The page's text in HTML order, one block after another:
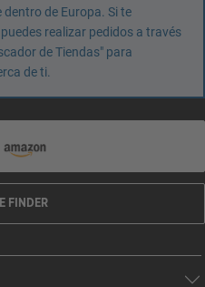
de Europa. Si te
realizar pedidos a través
de Tiendas" para
de ti.
FINDER